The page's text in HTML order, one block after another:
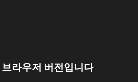
라우저 버전입니다